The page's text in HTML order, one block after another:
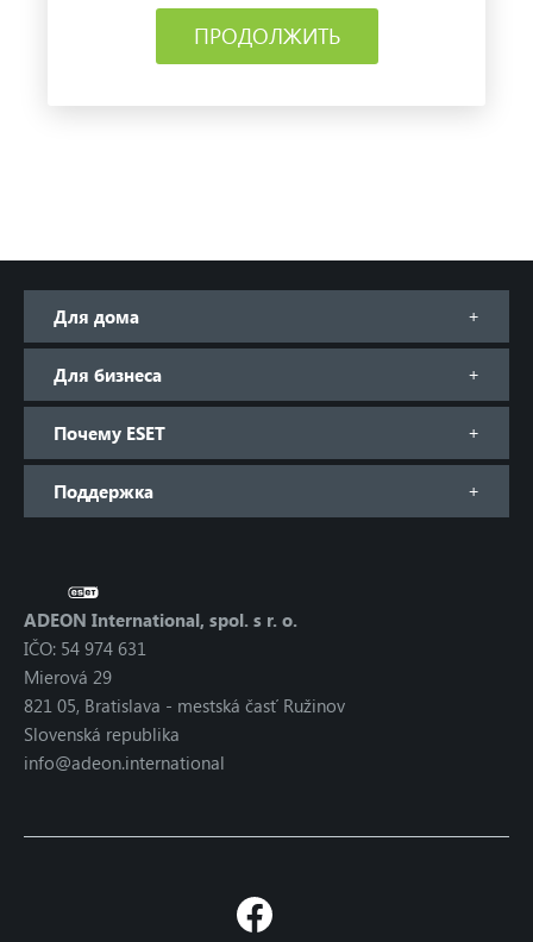
ПРОДОЛЖИТЬ
Для дома
Для бизнеса
Почему ESET
Поддержка
ADEON International, spol. s r. o.
IČO: 54 974 631
Mierová 29
821 05, Bratislava - mestská časť Ružinov
Slovenská republika
info@adeon.international